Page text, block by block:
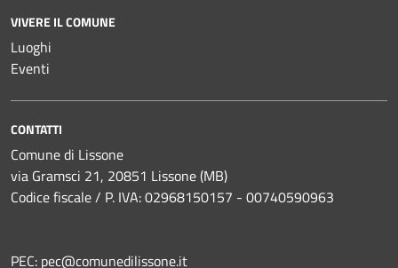
VIVERE IL COMUNE
Luoghi
Eventi
CONTATTI
Comune di Lissone
via Gramsci 21, 20851 Lissone (MB)
Codice fiscale / P. IVA: 02968150157 - 00740590963
PEC: pec@comunedilissone.it